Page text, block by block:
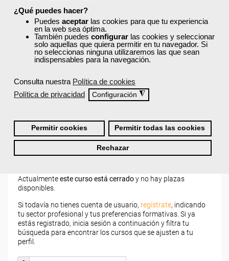
¿Qué puedes hacer?
Puedes aceptar las cookies para que tu experiencia
en la web sea óptima.
También puedes configurar las cookies y seleccionar
solo aquellas que quiera permitir en tu navegador. Si
no seleccionas ninguna utilizaremos las que sean
indispensables para la navegación.
Consulta nuestra Política de cookies
Política de privacidad
Configuración ◮
Permitir cookies Permitir todas las cookies
Rechazar
¿Qué ofrece Femxa al alumno una vez
finaliza su formación?
¿Recibiré un certificado al finalizar un curso
gratuito?
Actualmenteeste curso está cerradoy no hay plazas
disponibles.
Si todavía no tienes cuenta de usuario, regístrate, indicando
tu sector profesional y tus preferencias formativas. Si ya
estás registrado, inicia sesión a continuación y filtra tu
búsqueda para encontrar los cursos que se ajusten a tu
perfil.